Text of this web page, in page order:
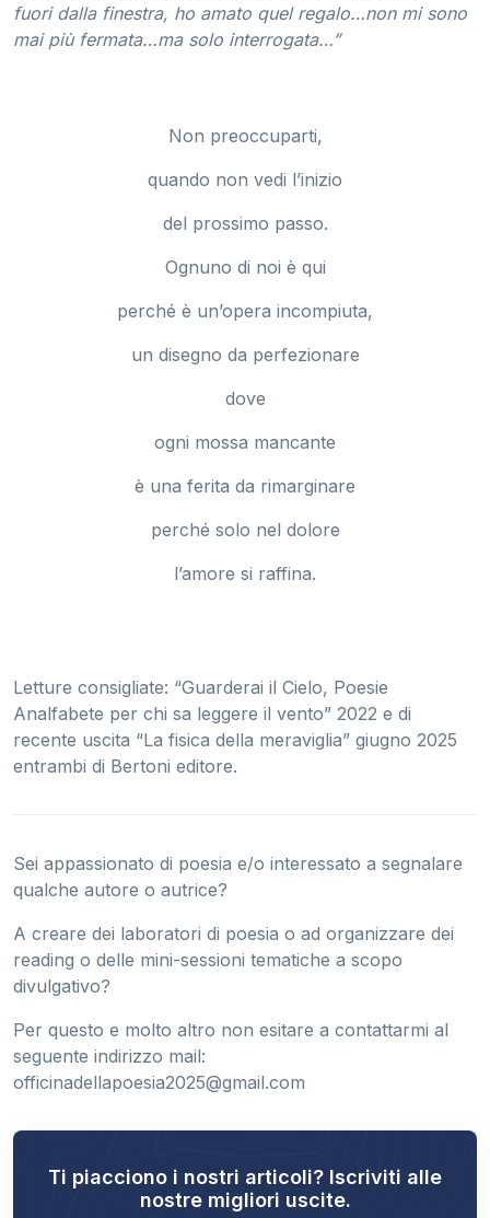
fuori dalla finestra, ho amato quel regalo…non mi sono
mai più fermata…ma solo interrogata…”
Non preoccuparti,
quando non vedi l’inizio
del prossimo passo.
Ognuno di noi è qui
perché è un’opera incompiuta,
un disegno da perfezionare
dove
ogni mossa mancante
è una ferita da rimarginare
perché solo nel dolore
l’amore si raffina.
Letture consigliate: “Guarderai il Cielo, Poesie
Analfabete per chi sa leggere il vento” 2022 e di
recente uscita “La fisica della meraviglia” giugno 2025
entrambi di Bertoni editore.
Sei appassionato di poesia e/o interessato a segnalare
qualche autore o autrice?
A creare dei laboratori di poesia o ad organizzare dei
reading o delle mini-sessioni tematiche a scopo
divulgativo?
Per questo e molto altro non esitare a contattarmi al
seguente indirizzo mail:
officinadellapoesia2025@gmail.com
Ti piacciono i nostri articoli? Iscriviti alle
nostre migliori uscite.